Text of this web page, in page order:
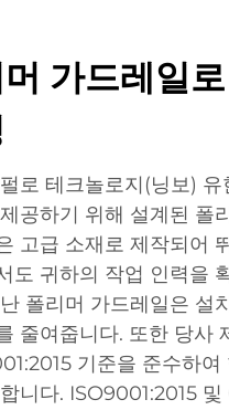
가드레일
로 테크놀로지(닝보)
공하기 위해 설계된 폴
고급 소재로 제작되어
도 귀하의 작업 인력을
폴리머 가드레일은 설
줄여줍니다. 또한 당사
기준을 준수하
니다. ISO9001:2015